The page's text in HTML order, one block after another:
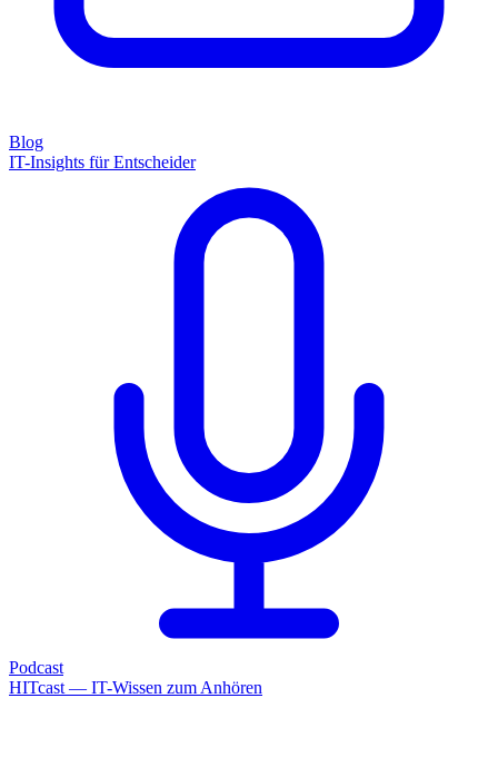
Blog
IT-Insights für Entscheider
Podcast
HITcast — IT-Wissen zum Anhören